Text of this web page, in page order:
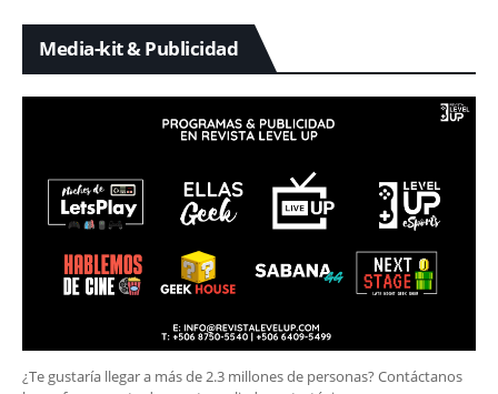
Media-kit & Publicidad
¿Te gustaría llegar a más de 2.3 millones de personas? Contáctanos